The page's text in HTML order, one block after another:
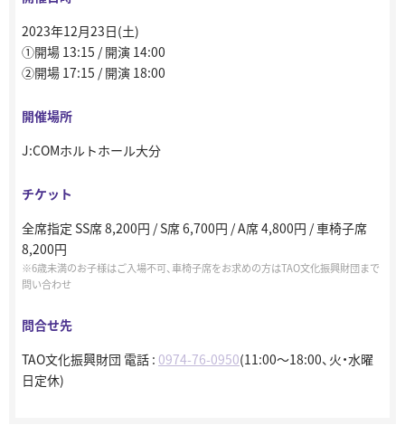
2023年12月23日(土)
①開場 13:15 / 開演 14:00
②開場 17:15 / 開演 18:00
開催場所
J:COMホルトホール大分
チケット
全席指定 SS席 8,200円 / S席 6,700円 / A席 4,800円 / 車椅子席
8,200円
6歳未満のお子様はご入場不可、車椅子席をお求めの方はTAO⽂化振興財団まで
問い合わせ
問合せ先
TAO⽂化振興財団 電話 : 0974-76-0950(11:00〜18:00、⽕・⽔曜
日定休)